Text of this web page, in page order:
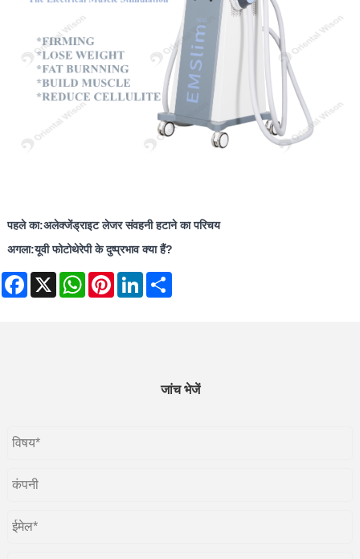
पहले का:अलेक्जेंड्राइट लेजर संवहनी हटाने का परिचय
अगला:यूवी फोटोथेरेपी के दुष्प्रभाव क्या हैं?
Facebook
X WhatsAppPinterestLinkedIn
जांच भेजें